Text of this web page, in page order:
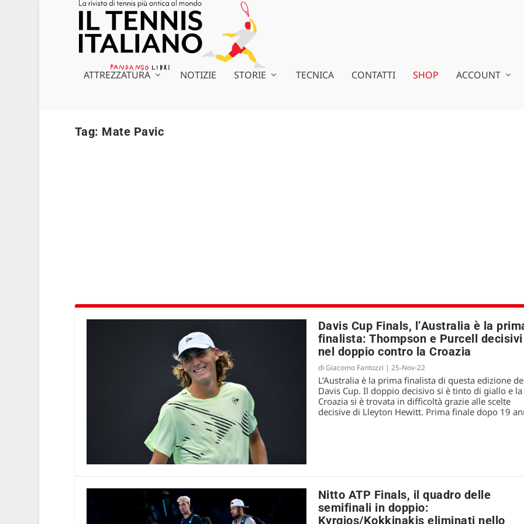
ATTREZZATURA NOTIZIE STORIE TECNICA CONTATTI SHOP ACCOUNT
Tag: Mate Pavic
Davis Cup Finals, l’Australia è la
finalista: Thompson e Purcell decisivi
nel doppio contro la Croazia
di Giacomo Fantozzi | 25-Nov-22
L’Australia è la prima finalista di questa edizione
Davis Cup. Il doppio decisivo si è tinto di giallo e la
Croazia si è trovata in difficoltà grazie alle scelte
decisive di Lleyton Hewitt. Prima finale dopo 19
Nitto ATP Finals, il quadro delle
semifinali in doppio:
Kyrgios/Kokkinakis eliminati nello